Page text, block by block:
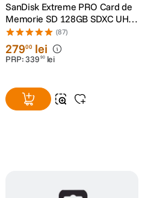
SanDisk Extreme PRO Card de
Memorie SD 128GB SDXC UHS-
I Class 10 U3 V30 + 2 Ani
RescuePRO Deluxe
(87)
27900 lei
PRP:339 90 lei